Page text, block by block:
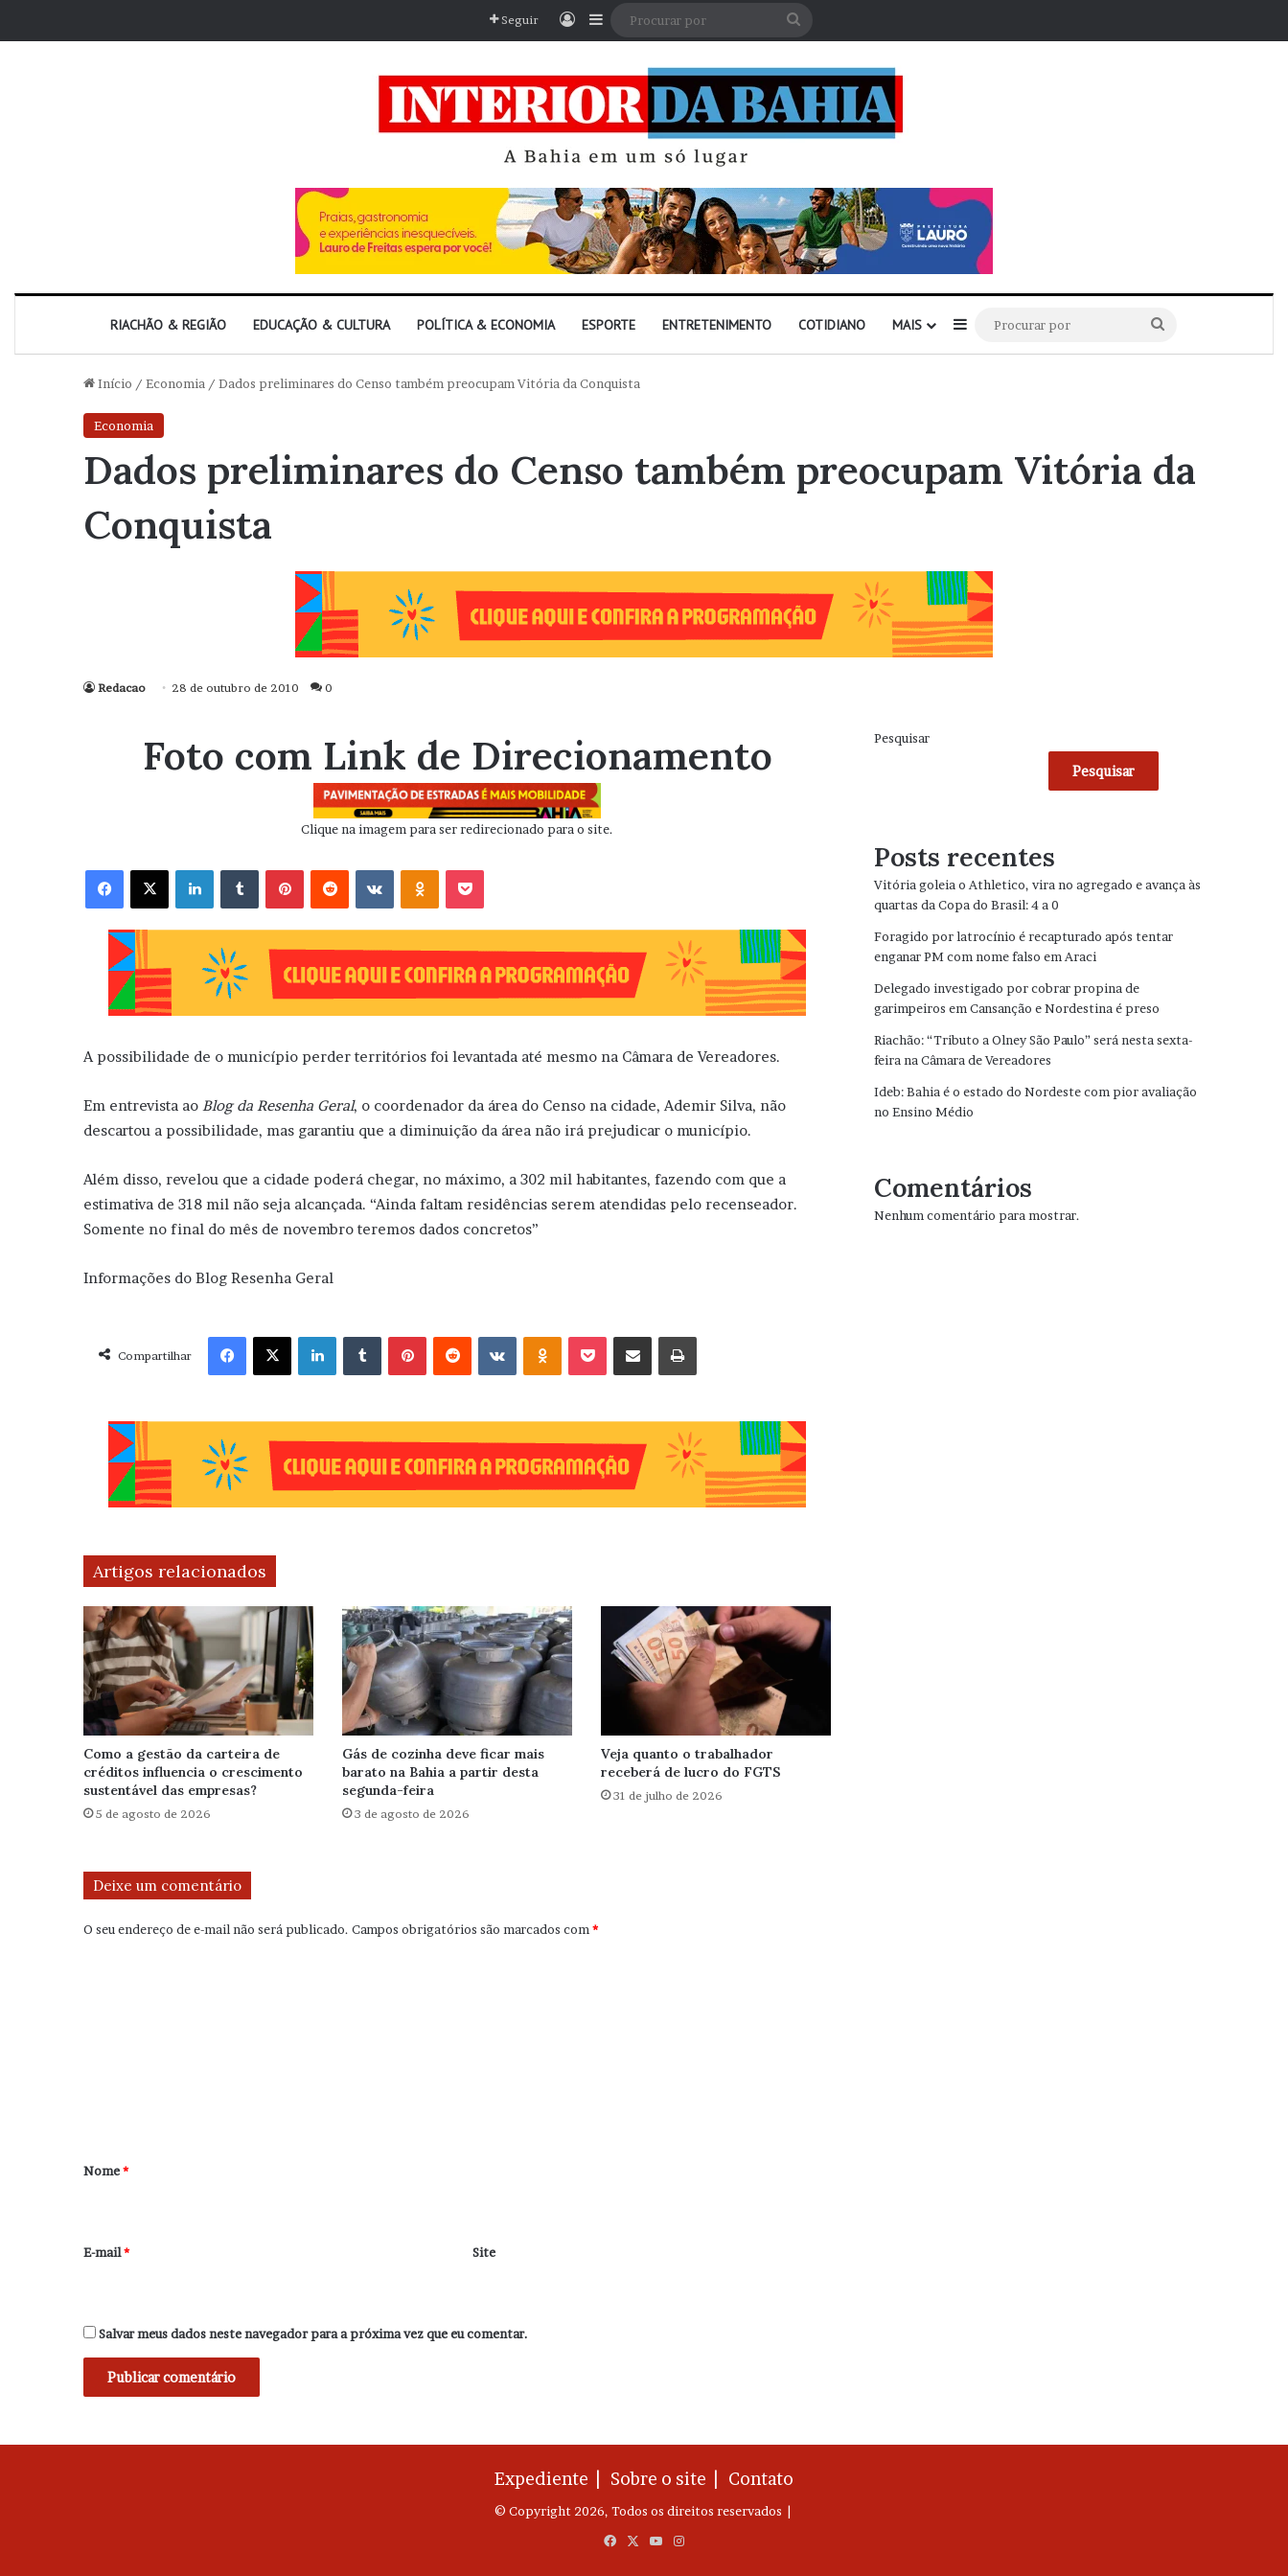
Seguir EntrarBarra Lateral
RIACHÃO & REGIÃO EDUCAÇÃO & CULTURA POLÍTICA & ECONOMIA ESPORTE ENTRETENIMENTO COTIDIANO MAIS Barra Lateral
por
Início / Economia / Dados preliminares do Censo também preocupam Vitória da Conquista
Economia
Dados preliminares do Censo também preocupam Vitória da
Conquista
Redacao 28 de outubro de 2010 0
Foto com Link de Direcionamento
Clique na imagem para ser redirecionado para o site.
Facebook X Linkedin VK OK
A possibilidade de o município perder territórios foi levantada até mesmo na Câmara de Vereadores.
Em entrevista ao Blog da Resenha Geral, o coordenador da área do Censo na cidade, Ademir Silva, não
descartou a possibilidade, mas garantiu que a diminuição da área não irá prejudicar o município.
Além disso, revelou que a cidade poderá chegar, no máximo, a 302 mil habitantes, fazendo com que a
estimativa de 318 mil não seja alcançada. “Ainda faltam residências serem atendidas pelo recenseador.
Somente no final do mês de novembro teremos dados concretos”
Informações do Blog Resenha Geral
Compartilhar
Facebook X Linkedin VK OK
Artigos relacionados
Como a gestão da carteira de
créditos influencia o crescimento
sustentável das empresas?
5 de agosto de 2026
Gás de cozinha deve ficar mais
barato na Bahia a partir desta
segunda-feira
3 de agosto de 2026
Veja quanto o trabalhador
receberá de lucro do FGTS
31 de julho de 2026
Deixe um comentário
O seu endereço de e-mail não será publicado. Campos obrigatórios são marcados com*
r
*
Nome*
E-mail* Site
Salvar meus dados neste navegador para a próxima vez que eu comentar.
Pesquisar
Pesquisar
Posts recentes
Vitória goleia o Athletico, vira no agregado e avança às
quartas da Copa do Brasil: 4 a 0
Foragido por latrocínio é recapturado após tentar
enganar PM com nome falso em Araci
Delegado investigado por cobrar propina de
garimpeiros em Cansanção e Nordestina é preso
Riachão: “Tributo a Olney São Paulo” será nesta sexta-
feira na Câmara de Vereadores
Ideb: Bahia é o estado do Nordeste com pior avaliação
no Ensino Médio
Comentários
Nenhum comentário para mostrar.
Expediente | Sobre o site | Contato
© Copyright 2026, Todos os direitos reservados |
FacebookYouTubeInstagram